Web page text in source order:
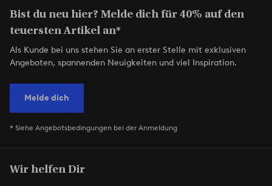
Bist du neu hier? Melde dich für 40% auf den
teuersten Artikel an*
Als Kunde bei uns stehen Sie an erster Stelle mit exklusiven
Angeboten, spannenden Neuigkeiten und viel Inspiration.
Melde dich
* Siehe Angebotsbedingungen bei der Anmeldung
Wir helfen Dir